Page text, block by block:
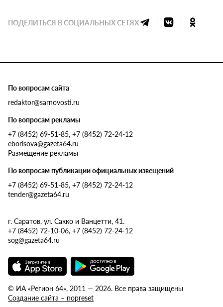
ПОДЕЛИТЬСЯ В СОЦИАЛЬНЫХ СЕТЯХ
По вопросам сайта
redaktor@sarnovosti.ru
По вопросам рекламы
+7 (8452) 69-51-85, +7 (8452) 72-24-12
eborisova@gazeta64.ru
Размещение рекламы
По вопросам публикации официальных извещений
+7 (8452) 69-51-85, +7 (8452) 72-24-12
tender@gazeta64.ru
г. Саратов, ул. Сакко и Ванцетти, 41.
+7 (8452) 72-10-06, +7 (8452) 72-24-12
sog@gazeta64.ru
© ИА «Регион 64», 2011 — 2026. Все права защищены
Создание сайта – nopreset